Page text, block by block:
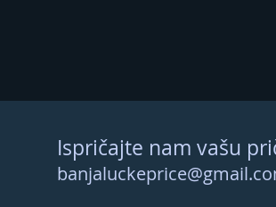
Ispričajte nam vašu